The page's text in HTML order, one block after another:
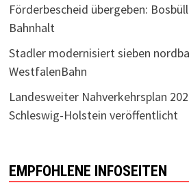
Förderbescheid übergeben:
Bahnhalt
Stadler modernisiert sieben
WestfalenBahn
Landesweiter Nahverkehrsplan
Schleswig-Holstein veröffentlicht
EMPFOHLENE INFOSEITEN